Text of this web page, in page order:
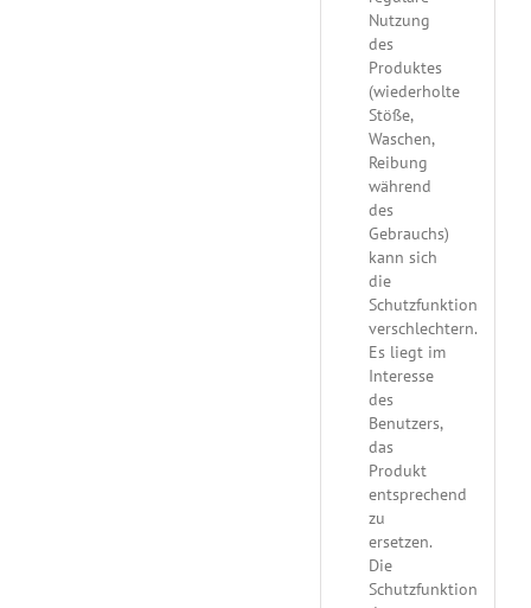
Nutzung
des
Produktes
(wiederholte
Stöße,
Waschen,
Reibung
während
des
Gebrauchs)
kann sich
die
Schutzfunktion
verschlechtern.
Es liegt im
Interesse
des
Benutzers,
das
Produkt
entsprechend
zu
ersetzen.
Die
Schutzfunktion